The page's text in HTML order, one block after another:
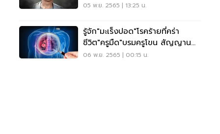
05 พ.ย. 2565 | 13:25 น.
รู้จัก"มะเร็งปอด"โรคร้ายที่คร่า
ชีวิต"ครูมืด"บรมครูโขน สัญญาน
เตือน-อาการ
06 พ.ย. 2565 | 00:15 น.